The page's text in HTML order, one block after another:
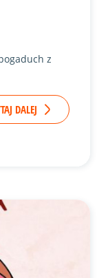
z
DALEJ
w tle